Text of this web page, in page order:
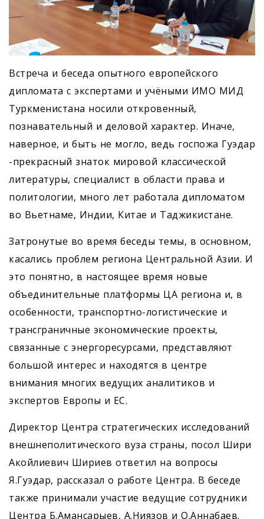
Встреча и беседа опытного европейского
дипломата с экспертами и учёными ИМО МИД
Туркменистана носили откровенный,
познавательный и деловой характер. Иначе,
наверное, и быть не могло, ведь госпожа Гуэдар
-прекрасный знаток мировой классической
литературы, специалист в области права и
политологии, много лет работала дипломатом
во Вьетнаме, Индии, Китае и Таджикистане.
Затронутые во время беседы темы, в основном,
касались проблем региона Центральной Азии. И
это понятно, в настоящее время новые
объединительные платформы ЦА региона и, в
особенности, транспортно-логистические и
трансграничные экономические проекты,
связанные с энергоресурсами, представляют
большой интерес и находятся в центре
внимания многих ведущих аналитиков и
экспертов Европы и ЕС.
Директор Центра стратегических исследований
внешнеполитического вуза страны, посол Шири
Акойлиевич Шириев ответил на вопросы
Я.Гуэдар, рассказал о работе Центра. В беседе
также принимали участие ведущие сотрудники
Центра Б.Амансарыев, А.Ниязов и О.Аннабаев.